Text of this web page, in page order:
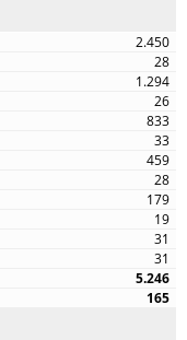
2.450
28
1.294
26
833
33
459
28
179
19
31
31
5.246
165